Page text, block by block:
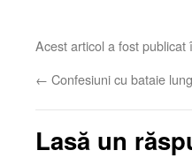
Acest articol a fost publicat
← Confesiuni cu bataie
Lasă un